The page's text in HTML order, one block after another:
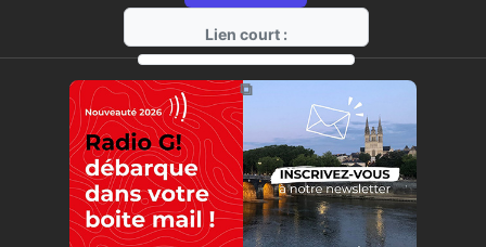
Lien court :
https://radio-g.fr?10817
⧉